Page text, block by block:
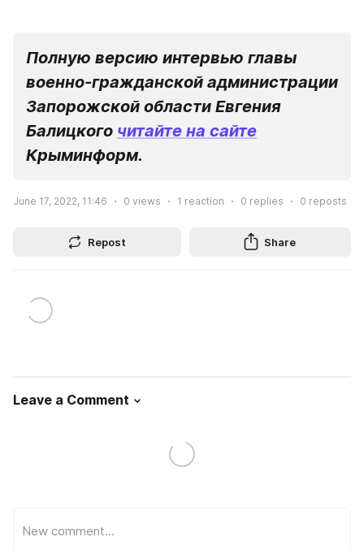
Полную версию интервью главы
военно-гражданской администрации
Запорожской области Евгения
Балицкого читайте на сайте
Крыминформ.
June 17, 2022, 11:46 0 views 1 reaction 0 replies 0 reposts
Repost Share
Leave a Comment